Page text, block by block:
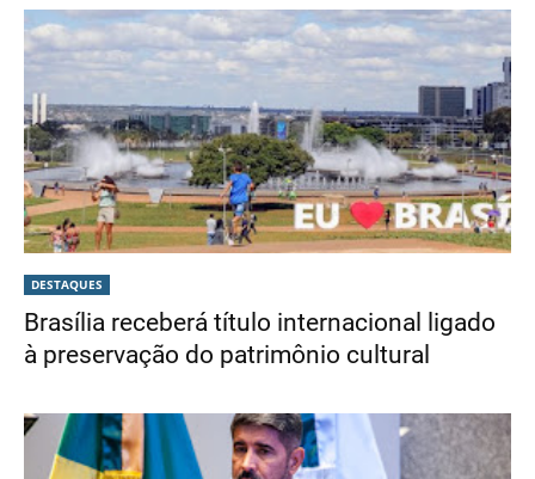
DESTAQUES
Brasília receberá título internacional ligado
à preservação do patrimônio cultural